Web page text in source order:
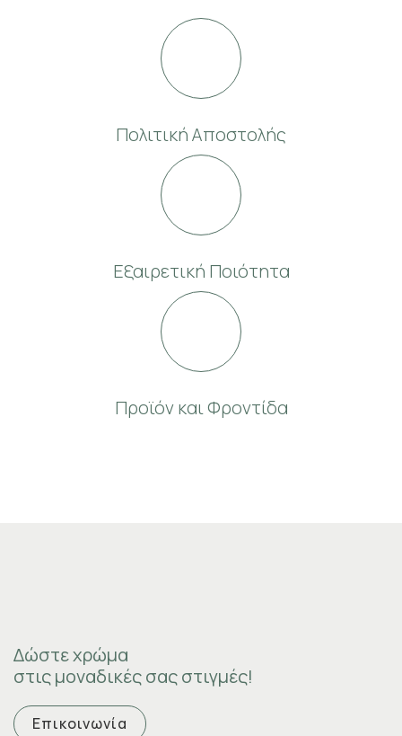
Πολιτική Αποστολής
Εξαιρετική Ποιότητα
Προϊόν και Φροντίδα
Δώστεχρώμα
στις μοναδικές σας στιγμές!
Επικοινωνία